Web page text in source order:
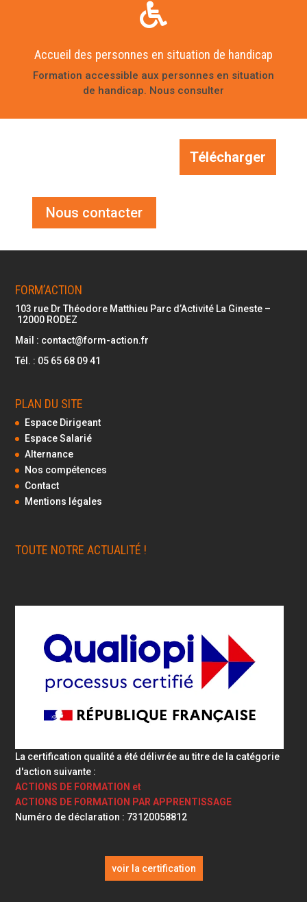

Accueil des personnes en situation de handicap
Formation accessible aux personnes en situation
de handicap. Nous consulter
Télécharger
Nous contacter
FORM’ACTION
103 rue Dr Théodore Matthieu Parc d’Activité La Gineste –
12000 RODEZ
Mail : contact@form-action.fr
Tél. : 05 65 68 09 41
PLAN DU SITE
Espace Dirigeant
Espace Salarié
Alternance
Nos compétences
Contact
Mentions légales
TOUTE NOTRE ACTUALITÉ !
La certification qualité a été délivrée au titre de la catégorie
d'action suivante :
ACTIONS DE FORMATION et
ACTIONS DE FORMATION PAR APPRENTISSAGE
Numéro de déclaration : 73120058812
voir la certification